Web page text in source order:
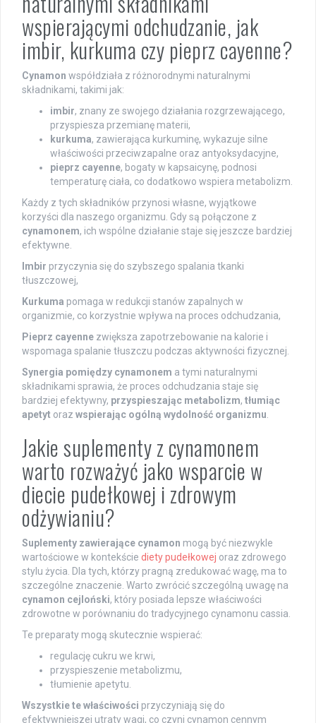
wspierającymi odchudzanie, jak
imbir, kurkuma czy pieprz cayenne?
Cynamon współdziała z różnorodnymi naturalnymi
składnikami, takimi jak:
imbir, znany ze swojego działania rozgrzewającego,
przyspiesza przemianę materii,
kurkuma, zawierająca kurkuminę, wykazuje silne
właściwości przeciwzapalne oraz antyoksydacyjne,
pieprz cayenne, bogaty w kapsaicynę, podnosi
temperaturę ciała, co dodatkowo wspiera metabolizm.
Każdy z tych składników przynosi własne, wyjątkowe
korzyści dla naszego organizmu. Gdy są połączone z
cynamonem, ich wspólne działanie staje się jeszcze bardziej
efektywne.
Imbir przyczynia się do szybszego spalania tkanki
tłuszczowej,
Kurkuma pomaga w redukcji stanów zapalnych w
organizmie, co korzystnie wpływa na proces odchudzania,
Pieprz cayenne zwiększa zapotrzebowanie na kalorie i
wspomaga spalanie tłuszczu podczas aktywności fizycznej.
Synergia pomiędzy cynamonem a tymi naturalnymi
składnikami sprawia, że proces odchudzania staje się
bardziej efektywny, przyspieszając metabolizm, tłumiąc
apetyt oraz wspierając ogólną wydolność organizmu
Jakie suplementy z cynamonem
warto rozważyć jako wsparcie w
diecie pudełkowej i zdrowym
odżywianiu?
Suplementy zawierające cynamon mogą być niezwykle
wartościowe w kontekście diety pudełkowej oraz zdrowego
stylu życia. Dla tych, którzy pragną zredukować wagę, ma to
szczególne znaczenie. Warto zwrócić szczególną uwagę na
cynamon cejloński, który posiada lepsze właściwości
zdrowotne w porównaniu do tradycyjnego cynamonu cassia.
Te preparaty mogą skutecznie wspierać:
regulację cukru we krwi,
przyspieszenie metabolizmu,
tłumienie apetytu.
Wszystkie te właściwości przyczyniają się do
efektywniejszej utraty wagi, co czyni cynamon cennym